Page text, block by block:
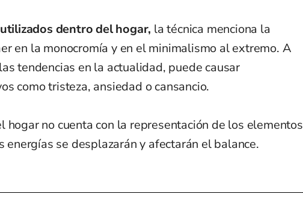
dentro del hogar, la técnica menciona la
en la monocromía y en el minimalismo al extremo. A
tendencias en la actualidad, puede causar
como tristeza, ansiedad o cansancio.
hogar no cuenta con la representación de los elementos
energías se desplazarán y afectarán el balance.